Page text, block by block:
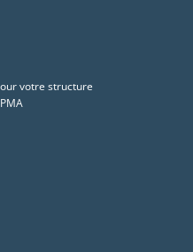
votre structure